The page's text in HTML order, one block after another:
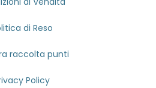
di Reso
raccolta punti
Policy